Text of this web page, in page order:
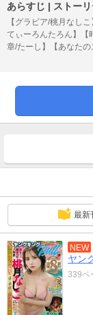
あらすじ | ストー
【グラビア/桃月なし
てぃーろんたろん】【
章/たーし】【あなた
大樹】【清水さん/伊
洋トタン】【おきば
ではプレゼント、ア
おりません。予めご了
最新
NEW
ヤン
339ペ